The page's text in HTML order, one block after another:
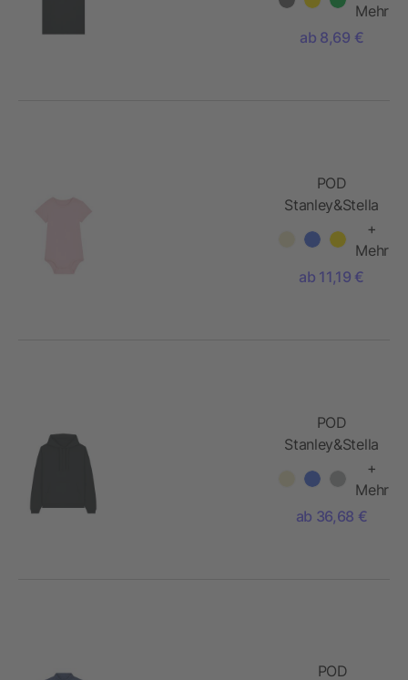
Mehr
ab 8,69 €
POD
Stanley&Stella
+
Mehr
ab 11,19 €
POD
Stanley&Stella
Slammer 2.0+
Mehr
ab 36,68 €
POD